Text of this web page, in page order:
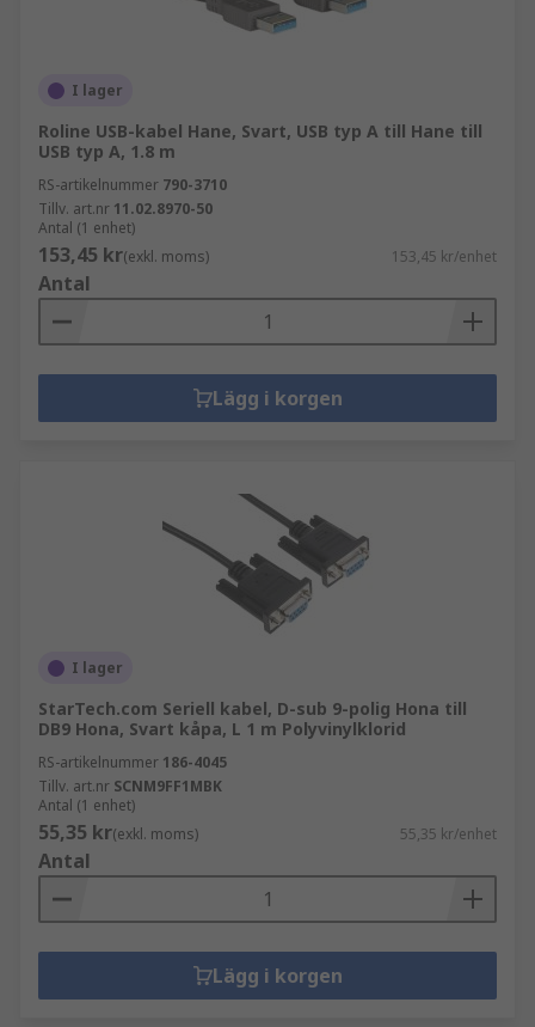
I lager
Roline USB-kabel Hane, Svart, USB typ A till Hane till
USB typ A, 1.8 m
RS-artikelnummer 790-3710
Tillv. art.nr 11.02.8970-50
Antal (1 enhet)
153,45 kr(exkl. moms) 153,45 kr/enhet
Antal
Lägg i korgen
I lager
StarTech.com Seriell kabel, D-sub 9-polig Hona till
DB9 Hona, Svart kåpa, L 1 m Polyvinylklorid
RS-artikelnummer 186-4045
Tillv. art.nr SCNM9FF1MBK
Antal (1 enhet)
55,35 kr(exkl. moms) 55,35 kr/enhet
Antal
Lägg i korgen